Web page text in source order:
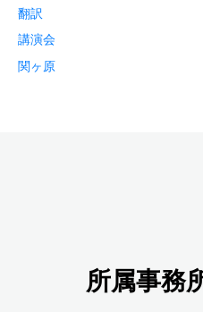
翻訳
講演会
関ヶ原
所属事務